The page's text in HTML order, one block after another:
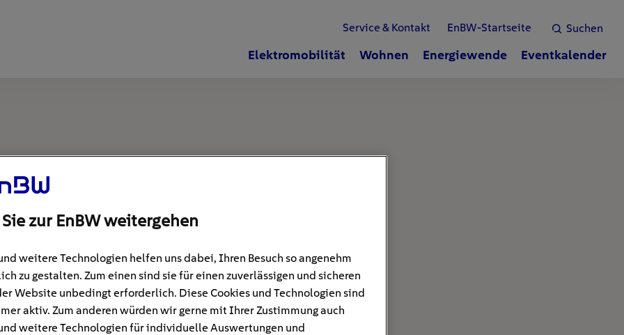
Suchen
Service & Kontakt EnBW-Startseite
Elektromobilität Wohnen Energiewende Eventkalender
zur EnBW weitergehen
weitere Technologien helfen uns dabei, Ihren Besuch so angenehm
zu gestalten. Zum einen sind sie für einen zuverlässigen und sicheren
Website unbedingt erforderlich. Diese Cookies und Technologien sind
aktiv. Zum anderen würden wir gerne mit Ihrer Zustimmung auch
weitere Technologien für individuelle Auswertungen und